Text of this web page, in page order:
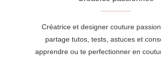
Créatrice et designer couture
partage tutos, tests, astuces et
apprendre ou te perfectionner en